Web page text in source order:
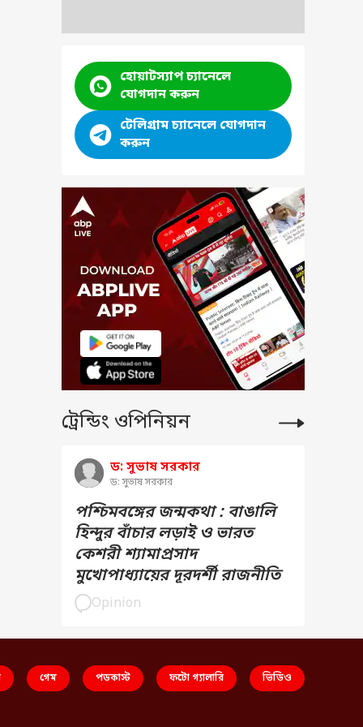
হোয়াটস্যাপ চ্যানেলে
যোগদান করুন
টেলিগ্রাম চ্যানেলে যোগদান
করুন
ট্রেন্ডিং ওপিনিয়ন
ড: সুভাষ সরকার
ড: সুভাষ সরকার
পশ্চিমবঙ্গের জন্মকথা : বাঙালি
হিন্দুর বাঁচার লড়াই ও ভারত
কেশরী শ্যামাপ্রসাদ
মুখোপাধ্যায়ের দূরদর্শী রাজনীতি
Opinion
গেম পডকাস্ট ফটো গ্যালারি ভিডিও